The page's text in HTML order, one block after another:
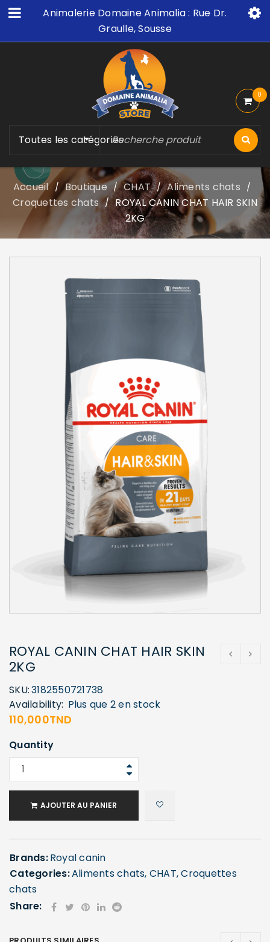
Animalerie Domaine Animalia : Rue Dr.
Graulle, Sousse
Toutes les catégories
0
Accueil / Boutique / CHAT / Aliments chats /
Croquettes chats / ROYAL CANIN CHAT HAIR SKIN
2KG
ROYAL CANIN CHAT HAIR SKIN
2KG
SKU:3182550721738
Availability: Plus que 2 en stock
110,000TND
Quantity
AJOUTER AU PANIER
Brands:Royal canin
Categories:Aliments chats, CHAT,Croquettes
chats
Share: